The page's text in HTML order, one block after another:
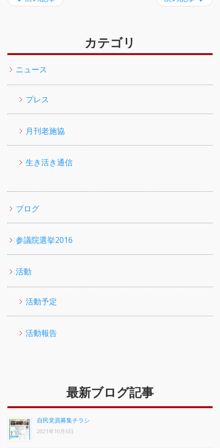
カテゴリ
ニュース
プレス
月刊老施協
生き活き通信
ブログ
参議院選挙2016
活動
活動予定
活動報告
最新ブログ記事
自民党員募集チラシ
2021年10月6日